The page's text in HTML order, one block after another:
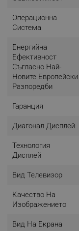
След като
търсене и да
Превключвайте
променяйте
Операционна
Система
Енергийна
Ефективност
Съгласно Най-
Новите Европейски
Разпоредби
Гаранция
Диагонал Дисплей
Технология
Дисплей
Вид Телевизор
Качество На
Изображението
Вид На Екрана